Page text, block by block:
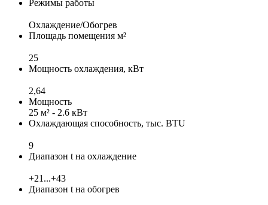
Режимы работы
Охлаждение/Обогрев
Площадь помещения м²
25
Мощность охлаждения, кВт
2,64
Мощность
25 м² - 2.6 кВт
Охлаждающая способность, тыс. BTU
9
Диапазон t на охлаждение
+21...+43
Диапазон t на обогрев